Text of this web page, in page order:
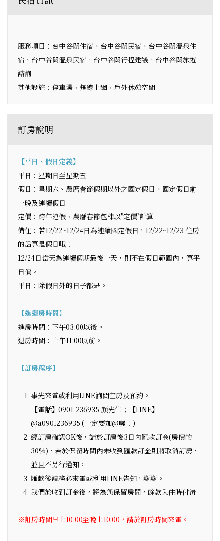
服務項目：台中谷關住宿、台中谷關民宿、台中谷關溫泉住
宿、台中谷關溫泉民宿、台中谷關行程建議、台中谷關旅遊
諮詢
其他設施：停車場、無線上網、戶外休憩空間
訂房說明
【平日、假日定義】
平日：星期日至星期五
假日：星期六、農曆春節假期以外之國定假日、國定假日前
一晚及連續假日
定價：跨年連假、農曆春節包棟以"定價"計算
備住：若12/22~12/24日為連續國定假日，12/22~12/23 住房
的話算是假日哦！
12/24日當天為連續假期最後一天，則不在假日範圍內，算平
日價。
平日：除假日外的日子都是。
【進退房時間】
進房時間：下午03:00以後。
退房時間：上午11:00以前。
【訂房程序】
事先來電或利用LINE詢問空房及預約。
【電話】0901-236935 顏先生；【LINE】
@a0901236935 (一定要加@喔！)
經訂房確認OK後，請於訂房後3日內匯款訂金(房價的
30%)，若於保留時間內未收到匯款訂金則將取消訂房，
並且不另行通知。
匯款後請務必來電或利用LINE告知，謝謝。
我們於收到訂金後，將為您保留房間，餘款入住時付清
※訂房時間早上10:00至晚上10:00，請於訂房時間來電。